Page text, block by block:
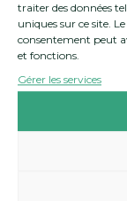
traiter des données
uniques sur ce site.
consentement peut
et fonctions.
Gérer les services
août 2024
Catégories